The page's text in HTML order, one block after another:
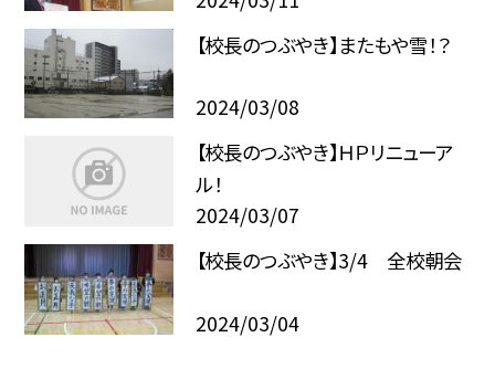
【校長のつぶやき】またもや雪！？
2024/03/08
【校長のつぶやき】ＨＰリニューア
ル！
2024/03/07
【校長のつぶやき】3/4 全校朝会
2024/03/04